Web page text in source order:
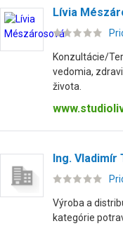
Lívia
Konzultácie/
vedomia,
života.
Ing. Vladimír
Výroba a
kategórie